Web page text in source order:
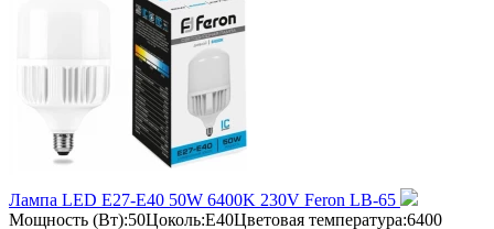
Лампа LED E27-E40 50W 6400K 230V Feron LB-65
Мощность (Вт):50Цоколь:E40Цветовая температура:6400